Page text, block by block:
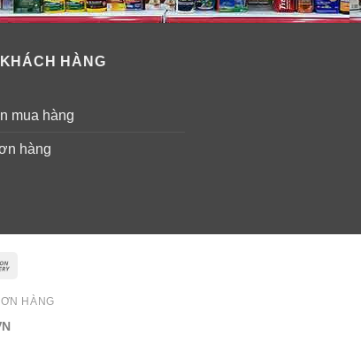
HÀNG
mua hàng
hàng
Delivery
HÀNG